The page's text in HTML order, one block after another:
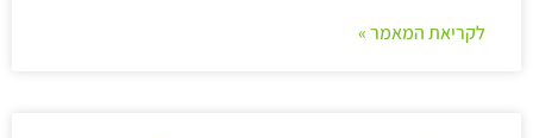
לקריאת המאמר »